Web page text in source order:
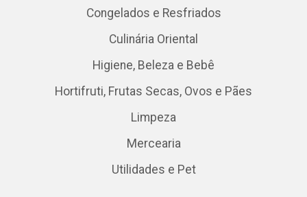
Congelados e Resfriados
Culinária Oriental
Higiene, Beleza e Bebê
Hortifruti, Frutas Secas, Ovos e Pães
Limpeza
Mercearia
Utilidades e Pet